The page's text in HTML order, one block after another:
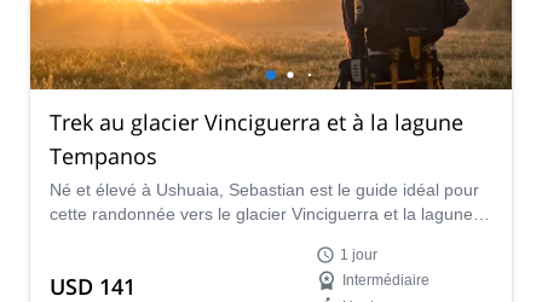
Trek au glacier Vinciguerra et à la lagune
Tempanos
Né et élevé à Ushuaia, Sebastian est le guide idéal pour
cette randonnée vers le glacier Vinciguerra et la lagune
la recherche d'un paysage glaciaire. Rejoignez-le pour ce
grand trek au cœur des montagnes fuégiennes.
USD 141
1 jour
Intermédiaire